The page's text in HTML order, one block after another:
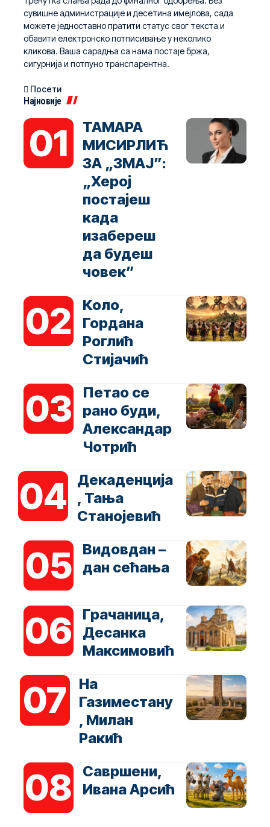
сувишне администрације и десетина имејлова, сада
можете једноставно пратити статус свог текста и
обавити електронско потписивање у неколико
кликова. Ваша сарадња са нама постаје бржа,
сигурнија и потпуно транспарентна.
Посети
Најновије
ТАМАРА
МИСИРЛИЋ
ЗА „ЗМАЈ”:
„Херој
постајеш
када
изабереш
да будеш
човек”
Коло,
Гордана
Роглић
Стијачић
Петао се
рано буди,
Александар
Чотрић
Декаденција
, Тања
Станојевић
Видовдан –
дан сећања
Грачаница,
Десанка
Максимовић
На
Газиместану
, Милан
Ракић
Савршени,
Ивана Арсић